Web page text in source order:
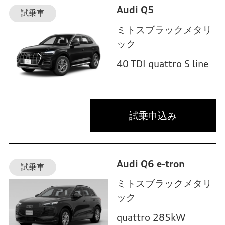
試乗車
Audi Q5
ミトスブラックメタリ
ック
40 TDI quattro S line
試乗申込み
試乗車
Audi Q6 e-tron
ミトスブラックメタリ
ック
quattro 285kW